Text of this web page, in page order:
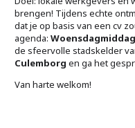
brengen! Tijdens echte
dat je op basis van een cv
agenda:
de sfeervolle stadskelder
Culemborg en ga het
Van harte welkom!